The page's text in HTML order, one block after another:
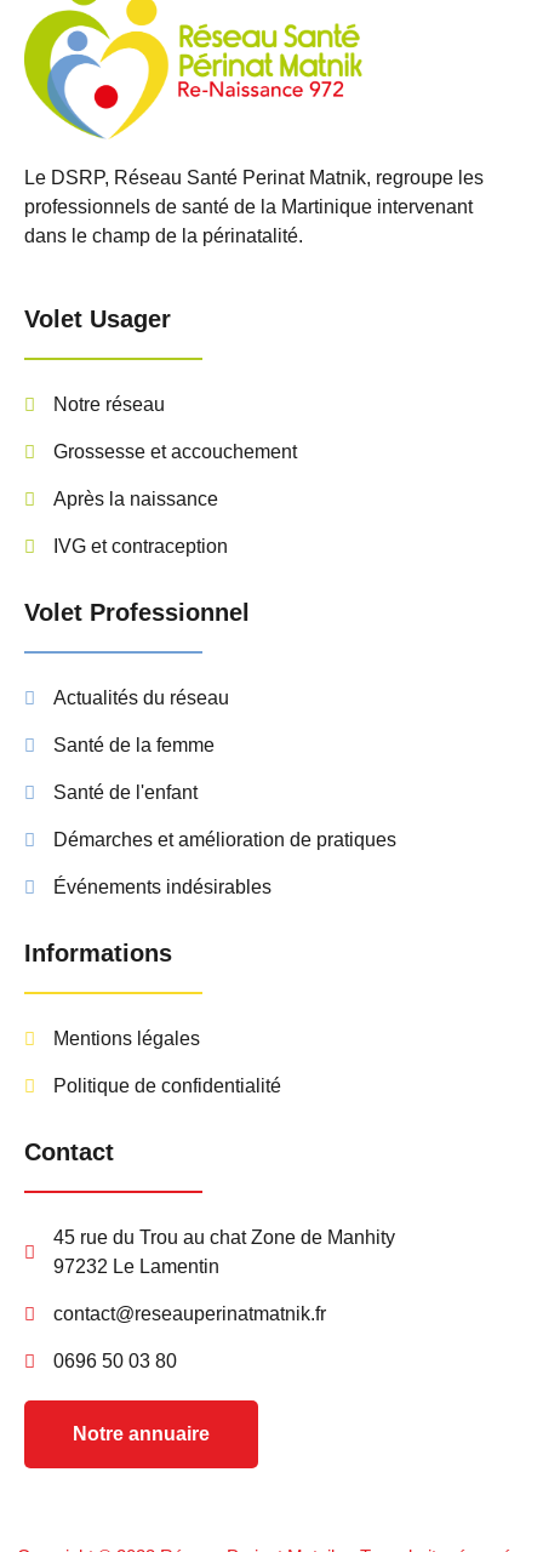
Le DSRP, Réseau Santé Perinat Matnik, regroupe les
professionnels de santé de la Martinique intervenant
dans le champ de la périnatalité.
Volet Usager
Notre réseau
Grossesse et accouchement
Après la naissance
IVG et contraception
Volet Professionnel
Actualités du réseau
Santé de la femme
Santé de l'enfant
Démarches et amélioration de pratiques
Événements indésirables
Informations
Mentions légales
Politique de confidentialité
Contact
45 rue du Trou au chat Zone de Manhity
97232 Le Lamentin
contact@reseauperinatmatnik.fr
0696 50 03 80
Notre annuaire